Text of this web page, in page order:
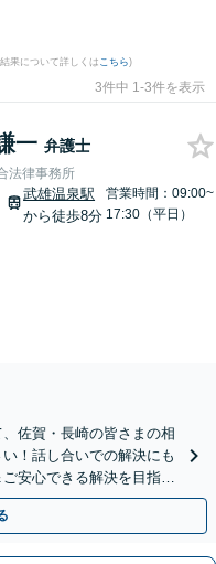
果について詳しくは こちら)
3件中 1-3件を表示
一 弁護士
法律事務所
武雄温泉駅
から徒歩8分
営業時間：09:00~
17:30（平日）
佐賀・長崎の皆さまの相
！話し合いでの解決にも
安心できる解決を目指し
泉駅8分】